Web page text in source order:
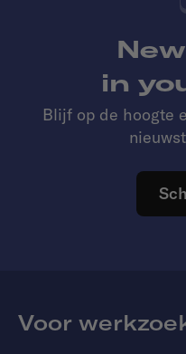
in
Blijf op de hoogte
Voor